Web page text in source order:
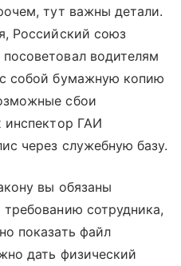
тут важны детали.
Российский союз
водителям
собой бумажную копию
сбои
инспектор ГАИ
через служебную базу.
вы обязаны
сотрудника,
показать файл
дать физический